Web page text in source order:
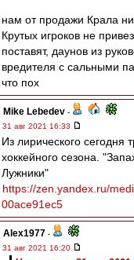
нам от продажи Крала
Крутых игроков не
поставят, даунов из
вредителя с сальными
что пох
Mike Lebedev -
31 авг 2021 16:33
Из лирического сегодня
хоккейного сезона.
Лужники"
https://zen.yandex.ru/
00ace91ec5
Alex1977 -
31 авг 2021 16:20